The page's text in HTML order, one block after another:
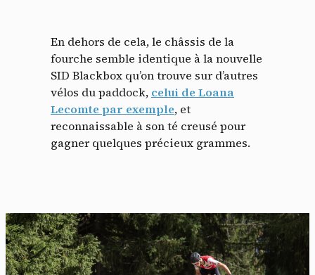
En dehors de cela, le châssis de la
fourche semble identique à la nouvelle
SID Blackbox qu’on trouve sur d’autres
vélos du paddock, celui de Loana
Lecomte par exemple, et
reconnaissable à son té creusé pour
gagner quelques précieux grammes.